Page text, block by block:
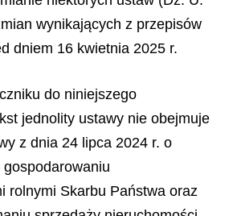
wynikających z przepisów
dniem 16 kwietnia 2025 r.
do niniejszego
jednolity ustawy nie obejmuje
z dnia 24 lipca 2024 r. o
rolnymi Skarbu Państwa oraz